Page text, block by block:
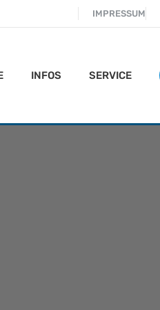
IMPRESSUM
INFOS SERVICE